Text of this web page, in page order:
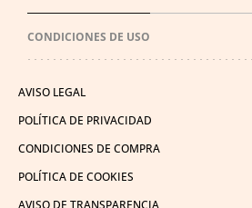
CONDICIONES DE USO
AVISO LEGAL
POLÍTICA DE PRIVACIDAD
CONDICIONES DE COMPRA
POLÍTICA DE COOKIES
AVISO DE TRANSPARENCIA